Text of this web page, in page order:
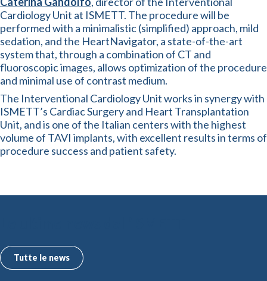
Cardiology Unit at ISMETT. The procedure will be
performed with a minimalistic (simplified) approach, mild
sedation, and the HeartNavigator, a state-of-the-art
system that, through a combination of CT and
fluoroscopic images, allows optimization of the procedure
and minimal use of contrast medium.
The Interventional Cardiology Unit works in synergy with
ISMETT’s Cardiac Surgery and Heart Transplantation
Unit, and is one of the Italian centers with the highest
volume of TAVI implants, with excellent results in terms of
procedure success and patient safety.
Tutte le news